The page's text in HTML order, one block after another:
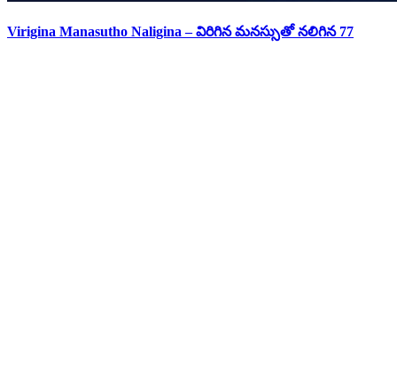
Virigina Manasutho Naligina – విరిగిన మనస్సుతో నలిగిన 77